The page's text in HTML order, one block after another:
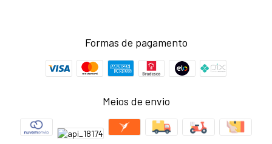
Formas de pagamento
Meios de envio